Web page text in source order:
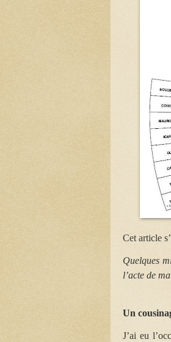
Cet article
Quelques
l’acte de
Un
J’ai eu